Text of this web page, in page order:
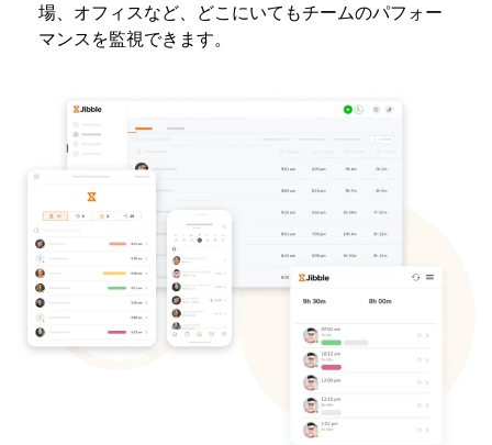
場、オフィスなど、どこにいてもチームのパフォー
マンスを監視できます。